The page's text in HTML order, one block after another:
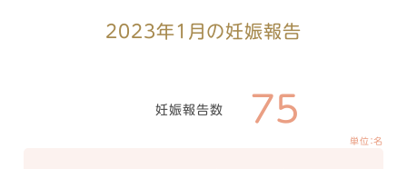
2023年1月の妊娠報告
妊娠報告数 75
単位：名